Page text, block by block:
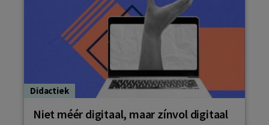
Didactiek
Niet méér digitaal, maar zínvol digitaal